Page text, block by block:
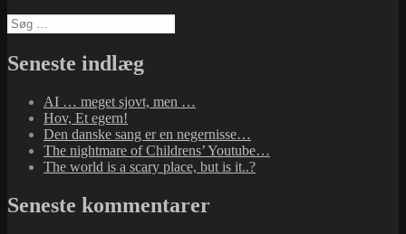
Søg
efter:
Seneste indlæg
AI … meget sjovt, men …
Hov, Et egern!
Den danske sang er en negernisse…
The nightmare of Childrens’ Youtube…
The world is a scary place, but is it..?
Seneste kommentarer